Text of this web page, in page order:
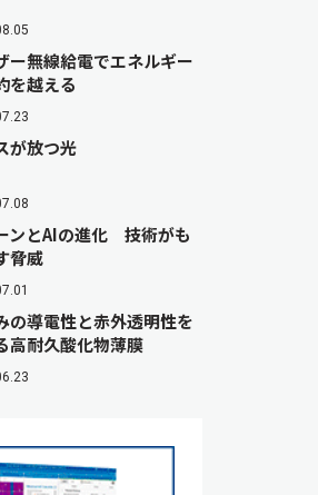
ー無線給電でエネルギー
を越える
が放つ光
ンとAIの進化 技術がも
脅威
の導電性と赤外透明性を
高耐久酸化物薄膜